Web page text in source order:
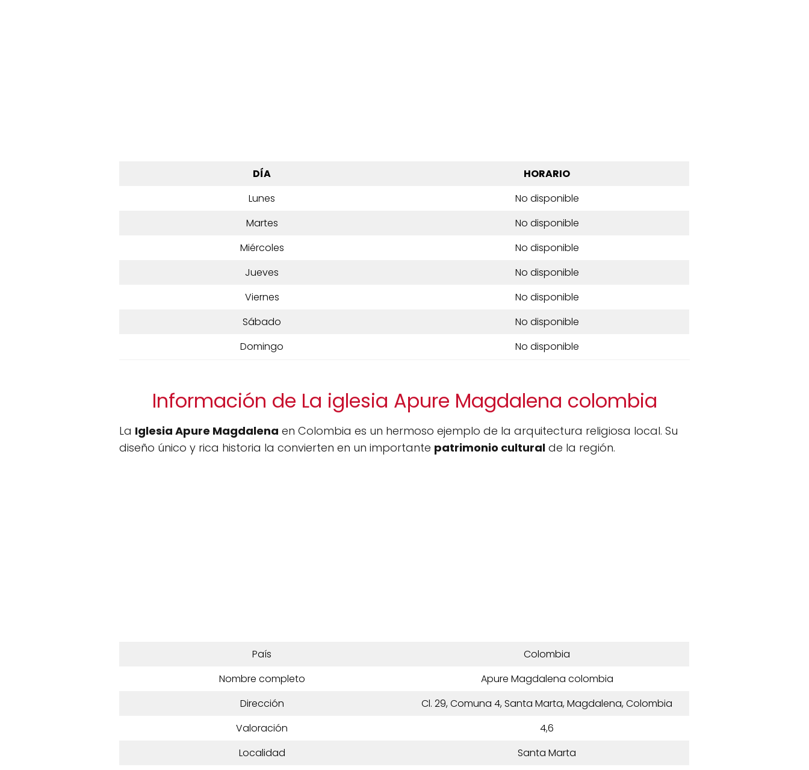
DÍA
HORARIO
Lunes
No disponible
Martes
No disponible
Miércoles
No disponible
Jueves
No disponible
Viernes
No disponible
Sábado
No disponible
Domingo
No disponible
Información de La iglesia Apure Magdalena colombia
La Iglesia Apure Magdalena en Colombia es un hermoso ejemplo de la arquitectura religiosa local. Su
diseño único y rica historia la convierten en un importante patrimonio cultural de la región.
País
Colombia
Nombre completo
Apure Magdalena colombia
Dirección
Cl. 29, Comuna 4, Santa Marta, Magdalena, Colombia
Valoración
4,6
Localidad
Santa Marta